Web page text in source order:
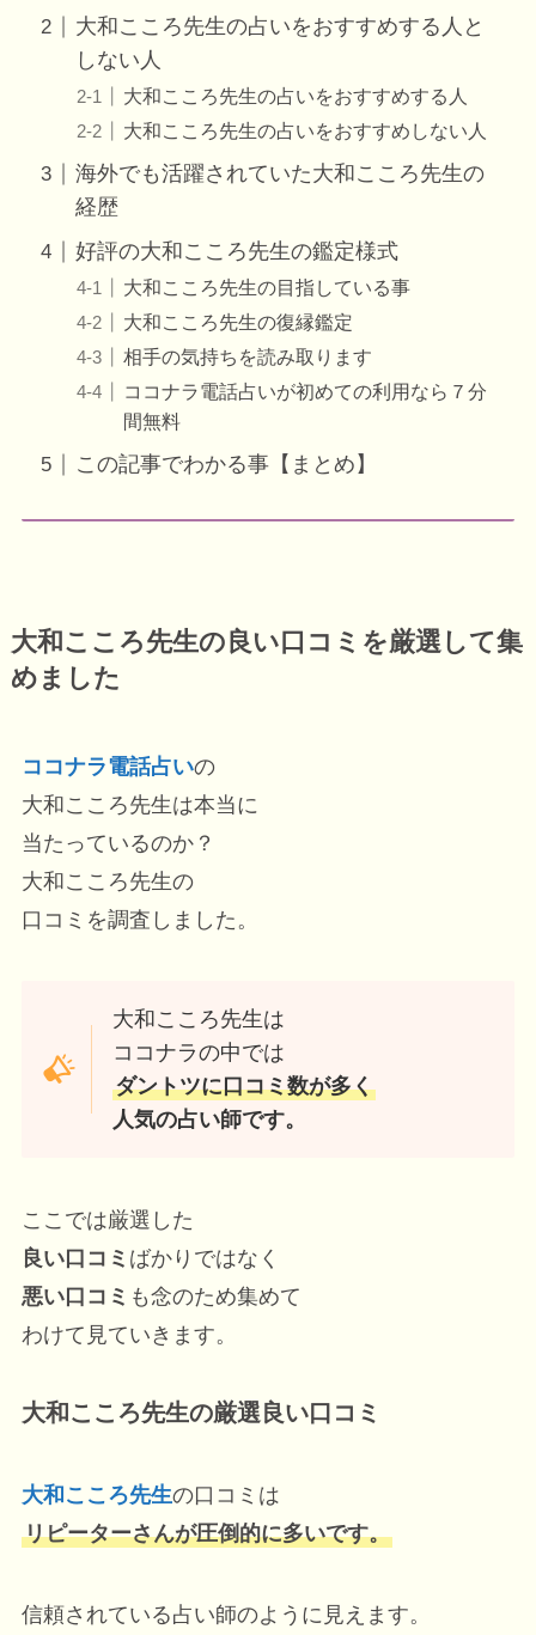
大和こころ先生の占いをおすすめする人と
しない人
大和こころ先生の占いをおすすめする人
大和こころ先生の占いをおすすめしない人
海外でも活躍されていた大和こころ先生の
経歴
好評の大和こころ先生の鑑定様式
大和こころ先生の目指している事
大和こころ先生の復縁鑑定
相手の気持ちを読み取ります
ココナラ電話占いが初めての利用なら７分
間無料
この記事でわかる事【まとめ】
大和こころ先生の良い口コミを厳選して集
めました
ココナラ電話占いの
大和こころ先生は本当に
当たっているのか？
大和こころ先生の
口コミを調査しました。
大和こころ先生は
ココナラの中では
ダントツに口コミ数が多く
人気の占い師です。
ここでは厳選した
良い口コミ ばかりではなく
悪い口コミ も念のため集めて
わけて見ていきます。
大和こころ先生の厳選良い口コミ
大和こころ先生の口コミは
リピーターさんが圧倒的に多いです。
信頼されている占い師のように見えます。